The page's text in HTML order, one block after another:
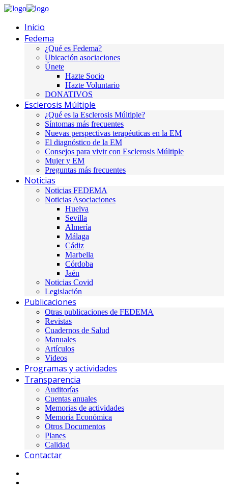
Inicio
Fedema
¿Qué es Fedema?
Ubicación asociaciones
Únete
Hazte Socio
Hazte Voluntario
DONATIVOS
Esclerosis Múltiple
¿Qué es la Esclerosis Múltiple?
Síntomas más frecuentes
Nuevas perspectivas terapéuticas en la EM
El diagnóstico de la EM
Consejos para vivir con Esclerosis Múltiple
Mujer y EM
Preguntas más frecuentes
Noticias
Noticias FEDEMA
Noticias Asociaciones
Huelva
Sevilla
Almería
Málaga
Cádiz
Marbella
Córdoba
Jaén
Noticias Covid
Legislación
Publicaciones
Otras publicaciones de FEDEMA
Revistas
Cuadernos de Salud
Manuales
Artículos
Videos
Programas y actividades
Transparencia
Auditorías
Cuentas anuales
Memorias de actividades
Memoria Económica
Otros Documentos
Planes
Calidad
Contactar